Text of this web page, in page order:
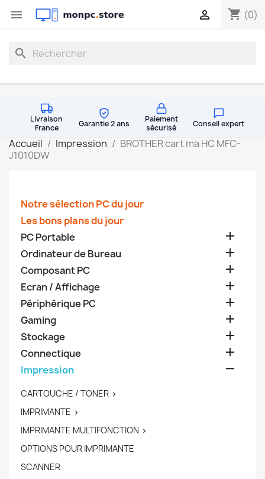
 shopping_cart (0)

search
Livraison
France
Garantie 2 ans
Paiement
sécurisé
Conseil expert
Accueil Impression
BROTHER cart ma HC MFC-
J1010DW
Notre sélection PC du jour
Les bons plans du jour
PC Portable

Ordinateur de Bureau 
Composant PC 
Ecran / Affichage 
Périphérique PC 
Gaming 
Stockage 
Connectique 
Impression 
CARTOUCHE / TONER 
IMPRIMANTE 
IMPRIMANTE MULTIFONCTION 
OPTIONS POUR IMPRIMANTE
SCANNER